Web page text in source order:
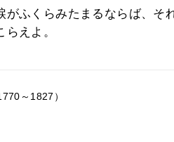
がふくらみたまるならば、そ
えよ。
～1827）